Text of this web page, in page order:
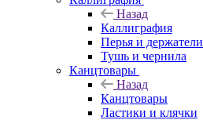
Назад
Каллиграфия
Перья и держатели
Тушь и чернила
Канцтовары
Назад
Канцтовары
Ластики и клячки